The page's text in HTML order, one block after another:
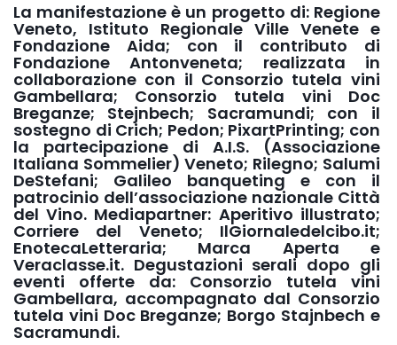
La manifestazione è un progetto di: Regione
Veneto, Istituto Regionale Ville Venete e
Fondazione Aida; con il contributo di
Fondazione Antonveneta; realizzata in
collaborazione con il Consorzio tutela vini
Gambellara; Consorzio tutela vini Doc
Breganze; Stejnbech; Sacramundi; con il
sostegno di Crich; Pedon; PixartPrinting; con
la partecipazione di A.I.S. (Associazione
Italiana Sommelier) Veneto; Rilegno; Salumi
DeStefani; Galileo banqueting e con il
patrocinio dell’associazione nazionale Città
del Vino. Mediapartner: Aperitivo illustrato;
Corriere del Veneto; IlGiornaledelcibo.it;
EnotecaLetteraria; Marca Aperta e
Veraclasse.it. Degustazioni serali dopo gli
eventi offerte da: Consorzio tutela vini
Gambellara, accompagnato dal Consorzio
tutela vini Doc Breganze; Borgo Stajnbech e
Sacramundi.